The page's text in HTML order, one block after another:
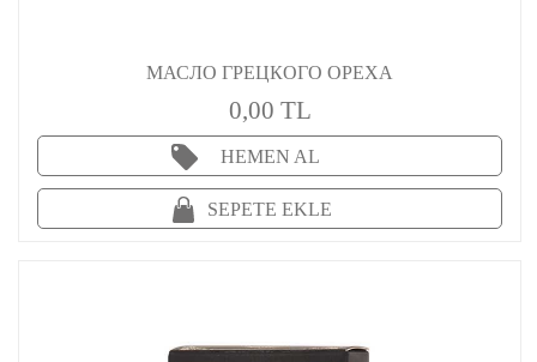
МАСЛО ГРЕЦКОГО ОРЕХА
0,00 TL
HEMEN AL
SEPETE EKLE